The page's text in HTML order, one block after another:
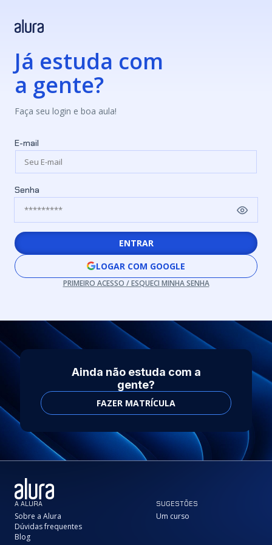
Já estuda com
a gente?
Faça seu login e boa aula!
E-mail
Senha
ENTRAR
LOGAR COM GOOGLE
PRIMEIRO ACESSO / ESQUECI MINHA SENHA
Ainda não estuda com a
gente?
FAZER MATRÍCULA
A ALURA
Sobre a Alura
Dúvidas frequentes
Blog
SUGESTÕES
Um curso